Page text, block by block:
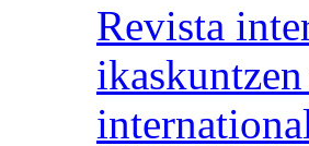
Revista